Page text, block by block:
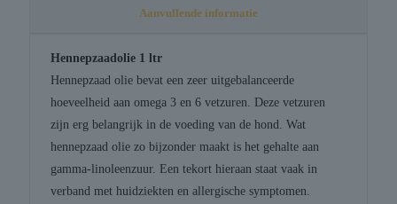
Aanvullende informatie
Hennepzaadolie 1 ltr
Hennepzaad olie bevat een zeer uitgebalanceerde
hoeveelheid aan omega 3 en 6 vetzuren. Deze vetzuren
zijn erg belangrijk in de voeding van de hond. Wat
hennepzaad olie zo bijzonder maakt is het gehalte aan
gamma-linoleenzuur. Een tekort hieraan staat vaak in
verband met huidziekten en allergische symptomen.